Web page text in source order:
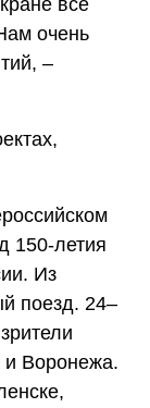
очень
–
150-летия
Из
поезд. 24–
и Воронежа.